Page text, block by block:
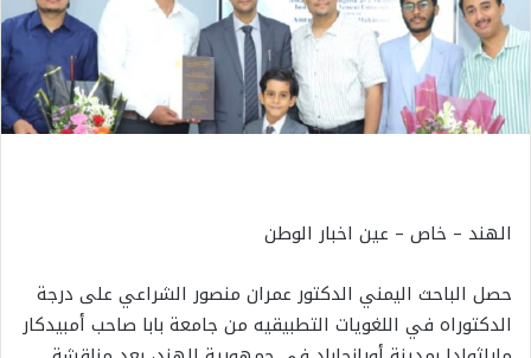
الهند – خاص – عين اخبار الوطن
حصل الباحث اليمني الدكتور عمران منصور الشراعي على درجة
الدكتوراه في اللغويات التطبيقيه من جامعة بابا صاحب أمبيدكار